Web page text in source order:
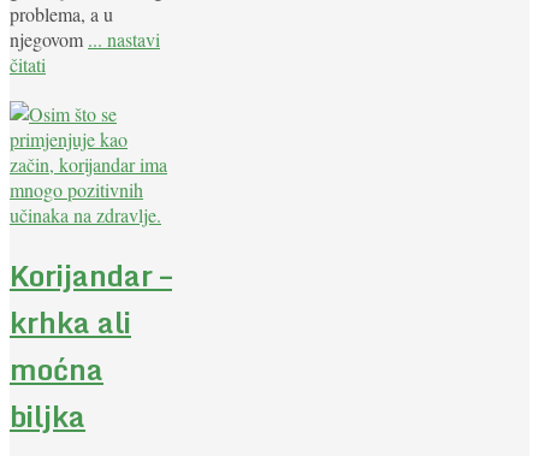
problema, a u
njegovom ... nastavi
čitati
Korijandar –
krhka ali
moćna
biljka